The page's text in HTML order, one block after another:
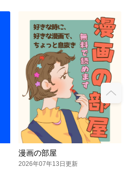
漫画の部屋
2026年07年13日更新